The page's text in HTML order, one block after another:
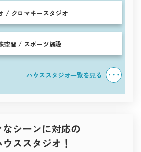
/ クロマキースタジオ
空間 / スポーツ施設
ハウススタジオ一覧を見る
なシーンに対応の
ウススタジオ！